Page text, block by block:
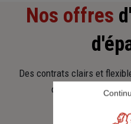
Nos offres
Des contrats clairs et
d’aujourd’hui et